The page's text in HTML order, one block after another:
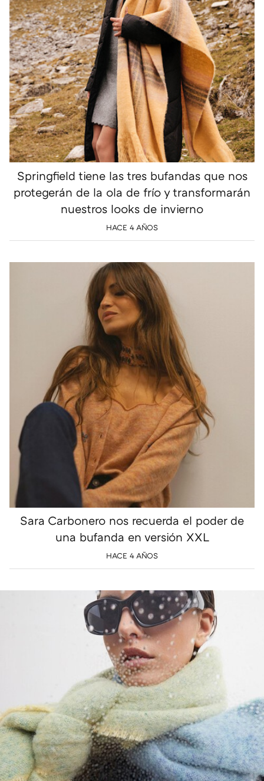
Springfield tiene las tres bufandas que nos
protegerán de la ola de frío y transformarán
nuestros looks de invierno
HACE 4 AÑOS
Sara Carbonero nos recuerda el poder de
una bufanda en versión XXL
HACE 4 AÑOS